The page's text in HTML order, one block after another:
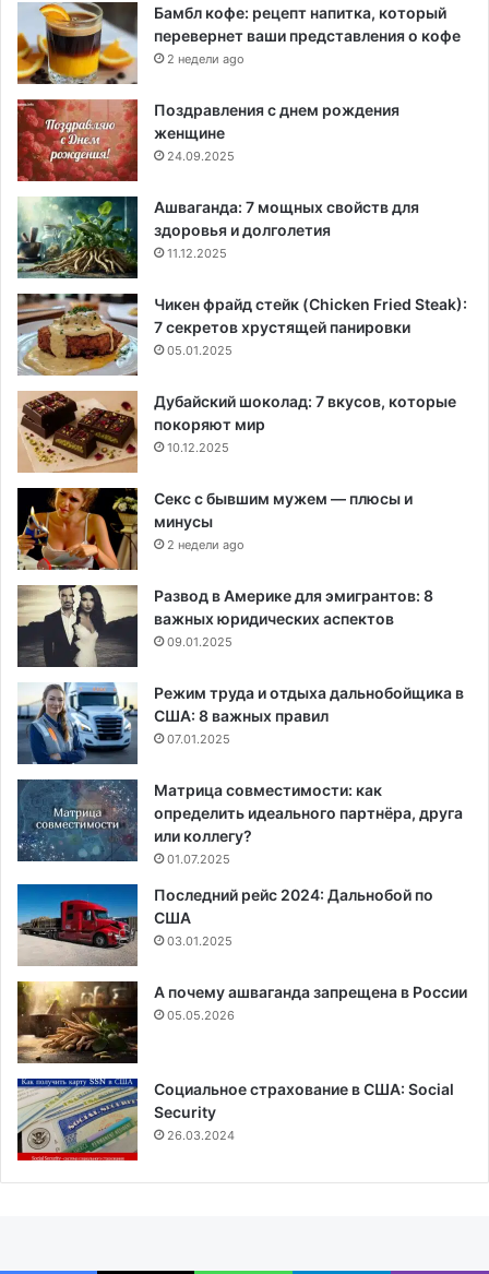
Бамбл кофе: рецепт напитка, который
перевернет ваши представления о кофе
2 недели ago
Поздравления с днем рождения
женщине
24.09.2025
Ашваганда: 7 мощных свойств для
здоровья и долголетия
11.12.2025
Чикен фрайд стейк (Chicken Fried Steak):
7 секретов хрустящей панировки
05.01.2025
Дубайский шоколад: 7 вкусов, которые
покоряют мир
10.12.2025
Секс с бывшим мужем — плюсы и
минусы
2 недели ago
Развод в Америке для эмигрантов: 8
важных юридических аспектов
09.01.2025
Режим труда и отдыха дальнобойщика в
США: 8 важных правил
07.01.2025
Матрица совместимости: как
определить идеального партнёра, друга
или коллегу?
01.07.2025
Последний рейс 2024: Дальнобой по
США
03.01.2025
А почему ашваганда запрещена в России
05.05.2026
Социальное страхование в США: Social
Security
26.03.2024